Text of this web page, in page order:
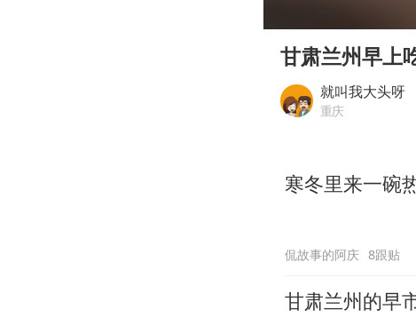
甘肃兰州早上
就叫我大头呀
重庆
寒冬里来一碗
侃故事的阿庆 8跟贴
甘肃兰州的早